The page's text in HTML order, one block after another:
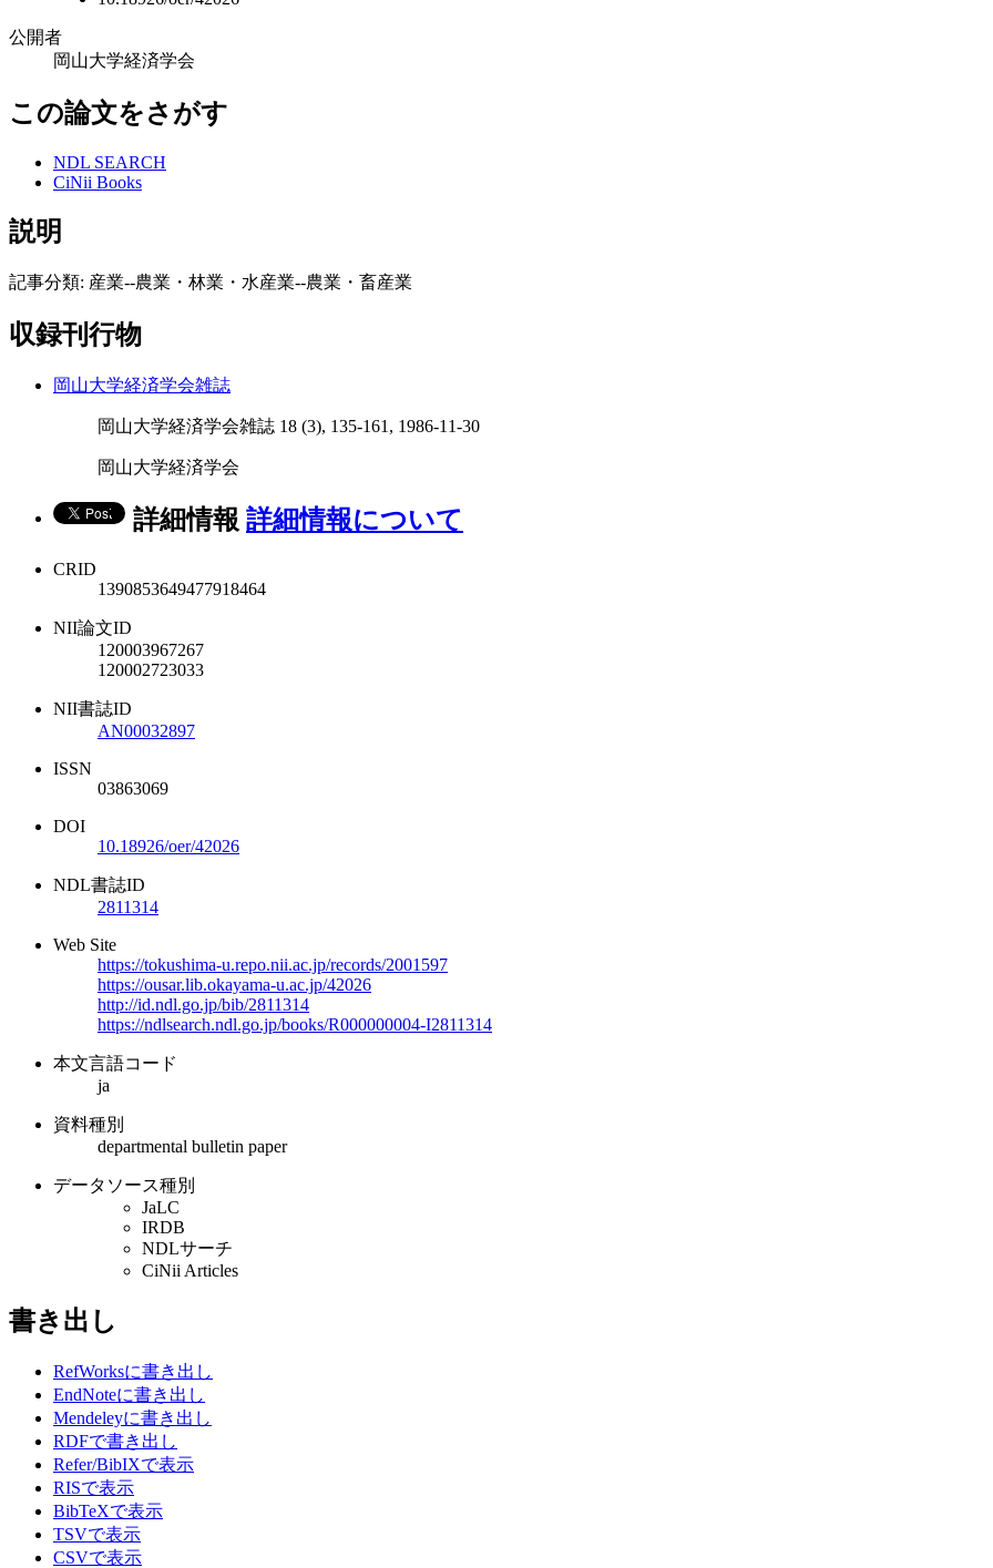
公開者
岡山大学経済学会
この論文をさがす
NDL SEARCH
CiNii Books
説明
記事分類: 産業--農業・林業・水産業--農業・畜産業
収録刊行物
岡山大学経済学会雑誌
岡山大学経済学会雑誌 18 (3), 135-161, 1986-11-30
岡山大学経済学会
詳細情報 詳細情報について
CRID
1390853649477918464
NII論文ID
120003967267
120002723033
NII書誌ID
AN00032897
ISSN
03863069
DOI
10.18926/oer/42026
NDL書誌ID
2811314
Web Site
https://tokushima-u.repo.nii.ac.jp/records/2001597
https://ousar.lib.okayama-u.ac.jp/42026
http://id.ndl.go.jp/bib/2811314
https://ndlsearch.ndl.go.jp/books/R000000004-I2811314
本文言語コード
ja
資料種別
departmental bulletin paper
データソース種別
JaLC
IRDB
NDLサーチ
CiNii Articles
書き出し
RefWorksに書き出し
EndNoteに書き出し
Mendeleyに書き出し
RDFで書き出し
Refer/BibIXで表示
RISで表示
BibTeXで表示
TSVで表示
CSVで表示